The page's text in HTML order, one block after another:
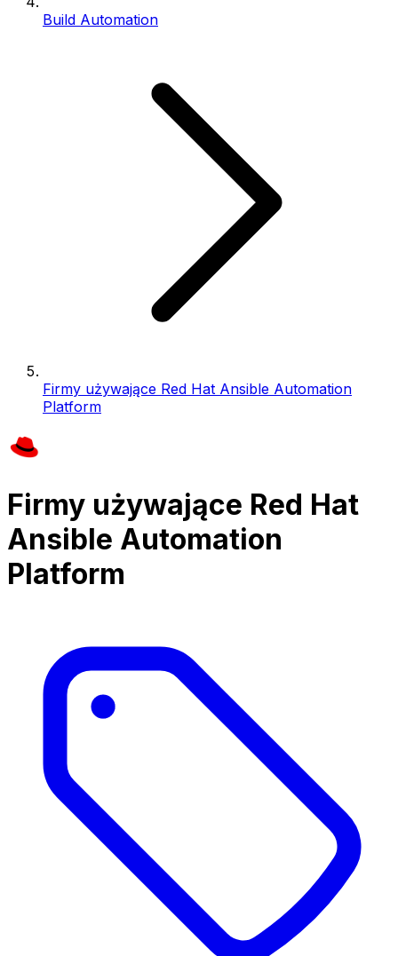
Build Automation
Firmy używające Red Hat Ansible Automation
Platform
Firmy używające Red Hat
Ansible Automation
Platform